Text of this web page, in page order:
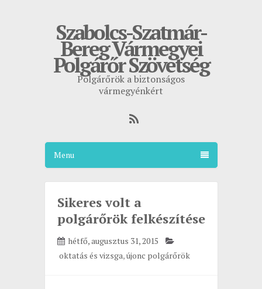
Szabolcs-Szatmár-
Bereg Vármegyei
Polgárőr Szövetség
Polgárőrök a biztonságos
vármegyénkért
Menu
Sikeres volt a
polgárőrök felkészítése
hétfő, augusztus 31, 2015
oktatás és vizsga,újonc polgárőrök